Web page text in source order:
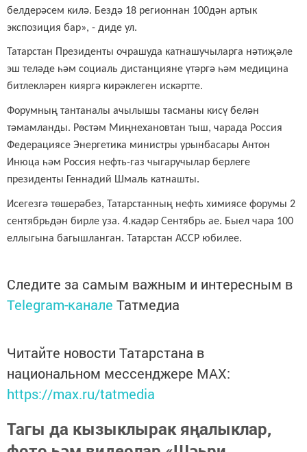
белдерәсем килә. Бездә 18 регионнан 100дән артык
экспозиция бар», - диде ул.
Татарстан Президенты очрашуда катнашучыларга нәтиҗәле
эш теләде һәм социаль дистанцияне үтәргә һәм медицина
битлекләрен кияргә кирәклеген искәртте.
Форумның тантаналы ачылышы тасманы кисү белән
тәмамланды. Рөстәм Миңнехановтан тыш, чарада Россия
Федерациясе Энергетика министры урынбасары Антон
Инюца һәм Россия нефть-газ чыгаручылар берлеге
президенты Геннадий Шмаль катнашты.
Исегезгә төшерәбез, Татарстанның нефть химиясе форумы 2
сентябрьдән бирле уза. 4.кадәр Сентябрь ае. Быел чара 100
еллыгына багышланган. Татарстан АССР юбилее.
Следите за самым важным и интересным в
Telegram-канале Татмедиа
Читайте новости Татарстана в
национальном мессенджере MАХ:
https://max.ru/tatmedia
Тагы да кызыклырак яңалыклар,